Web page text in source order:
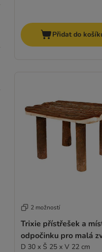
Přidat do
2 možností
Trixie přístřešek a
odpočinku pro malá
D 30 x Š 25 x V 22 cm